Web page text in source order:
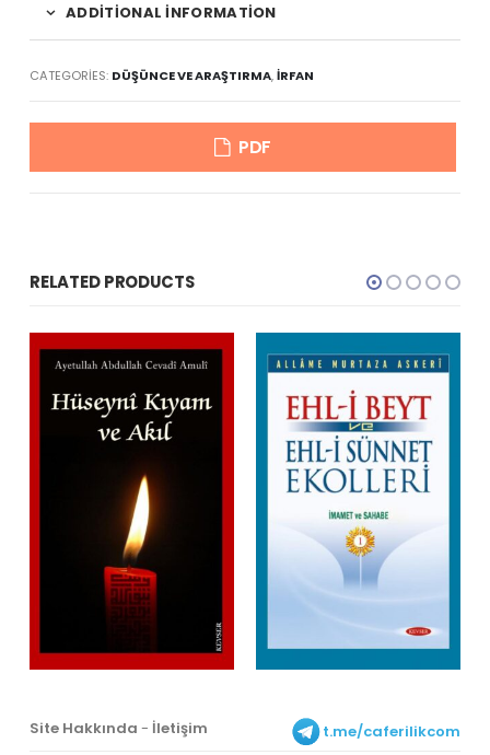
ADDITIONAL INFORMATION
CATEGORIES: DÜŞÜNCE VE ARAŞTIRMA,İRFAN
PDF
RELATED PRODUCTS
Site Hakkında - İletişim t.me/caferilikcom